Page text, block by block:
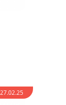
27.02.25